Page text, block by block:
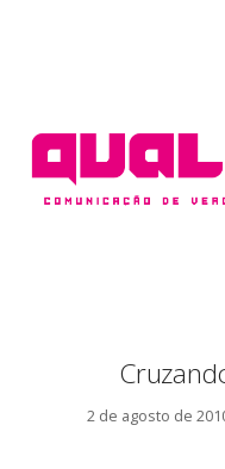
2 de agosto de